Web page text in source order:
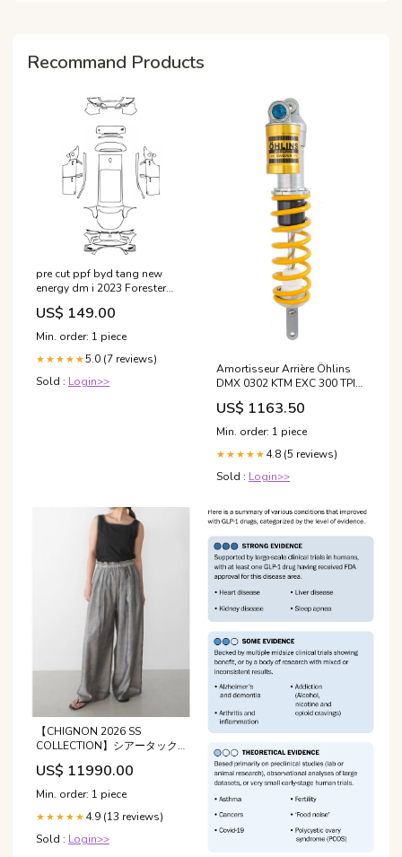
Recommand Products
pre cut ppf byd tang new
energy dm i 2023 Forester
US$ 149.00
Min. order: 1 piece
★★★★★5.0 (7 reviews)
Sold : Login>>
Amortisseur Arrière Öhlins
DMX 0302 KTM EXC 300 TPI
de 2017 annee_de-1998-a-
2005
US$ 1163.50
Min. order: 1 piece
★★★★★ 4.8 (5 reviews)
Sold : Login>>
【CHIGNON 2026 SS
COLLECTION】シアータック
ワイドPT トップス
US$ 11990.00
Min. order: 1 piece
★★★★★ 4.9 (13 reviews)
Sold : Login>>